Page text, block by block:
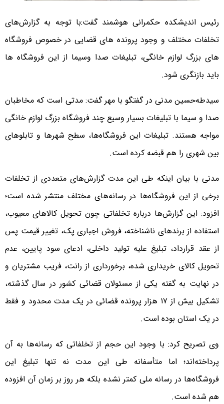
رئیس اندیشکده حکمرانی هوشمند گفت:با توجه به گزارش‌های
تخلفات مختلف و وجود پرونده های قضایی در خصوص فروشگاه
های بزرگ لوازم خانگی، تبلیغات صدا وسیما از این فروشگاه ها
باید بازنگری شود.
سیدطه‌حسین مدنی در گفتگو با مهر گفت: مدتی است که مخاطبان
صدا و سیما با تبلیغات بسیار وسیع چند فروشگاه بزرگ لوازم خانگی
مواجه هستند. تبلیغات این فروشگاه‌ها، سطح شهرها و تابلوهای
بین شهری را هم قبضه کرده است.
مدنی با بیان اینکه طی این مدت گزارش‌های متعددی از تخلفات
برخی از این فروشگاه‌ها در رسانه‌های مختلف منتشر شده است؛
افزود: این گزارش‌ها درباره تخلفاتی چون تحویل کالاهای معیوب،
استفاده از برندهای ناشناخته، فروش اجباری پک، تغییر قیمت پس
از عقد قرارداد، تبلیغ علیه تولید داخلی، ادعای سود پایین، عدم
تحویل کالای خریداری شده، برخورداری از رانت، فریب مشتریان و
در نهایت به گفته یکی از مسئولان قضائی کشور در سال گذشته،
تشکیل بیش از ۱۷ هزار پرونده قضائی در یک مدت محدود و فقط
در یک استان بوده است.
وی تصریح کرد: با وجود این حجم از تخلفاتی که رسانه‌ها به آن
پرداخته‌اند؛ اما متأسفانه طی این مدت نه تنها تبلیغ این
فروشگاه‌ها در رسانه ملی کمتر نشده بلکه هر روز بر زمان آن افزوده
هم شده است.